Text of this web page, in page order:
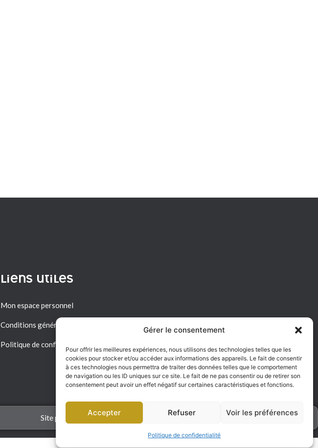
Gérer le consentement
Pour offrir les meilleures expériences, nous utilisons des technologies telles que les
cookies pour stocker et/ou accéder aux informations des appareils. Le fait de consentir
à ces technologies nous permettra de traiter des données telles que le comportement
de navigation ou les ID uniques sur ce site. Le fait de ne pas consentir ou de retirer son
consentement peut avoir un effet négatif sur certaines caractéristiques et fonctions.
Accepter Refuser Voir les préférences
Politique de confidentialité
Liens utiles
Mon espace personnel
Conditions générales de vente
Politique de confidentialité
Site par ccbycc.ch